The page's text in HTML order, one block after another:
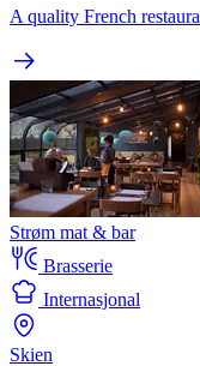
A quality French
Strøm mat & bar
Brasserie
Internasjonal
Skien